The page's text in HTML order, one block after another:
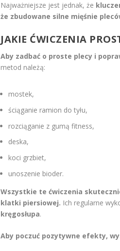
Najważniejsze jest jednak, że
że zbudowane silne mięśnie
JAKIE ĆWICZENIA
Aby zadbać o proste plecy i
metod należą:
mostek,
ściąganie ramion do tyłu,
rozciąganie z gumą fitness,
deska,
koci grzbiet,
unoszenie bioder.
Wszystkie te ćwiczenia
klatki piersiowej. Ich regularne
kręgosłupa.
Aby poczuć pozytywne efekty,